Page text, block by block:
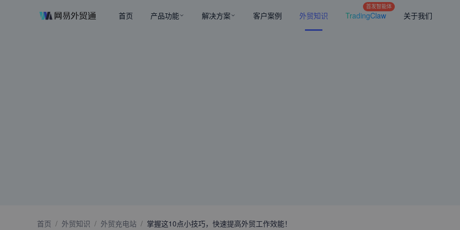
首页 产品功能 解决方案 客户案例 外贸知识 TradingClaw
首发智能体
关于我们
首页 / 外贸知识 / 外贸充电站 / 掌握这10点小技巧，快速提高外贸工作效能！